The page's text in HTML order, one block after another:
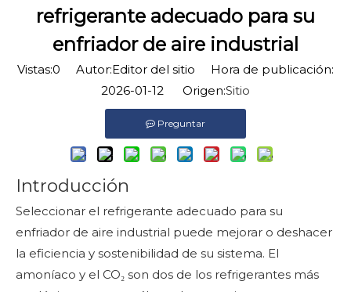
refrigerante adecuado para su
enfriador de aire industrial
Vistas:0 Autor:Editor del sitio Hora de publicación:
2026-01-12 Origen:Sitio
Preguntar
Introducción
Seleccionar el refrigerante adecuado para su
enfriador de aire industrial puede mejorar o deshacer
la eficiencia y sostenibilidad de su sistema. El
amoníaco y el CO₂ son dos de los refrigerantes más